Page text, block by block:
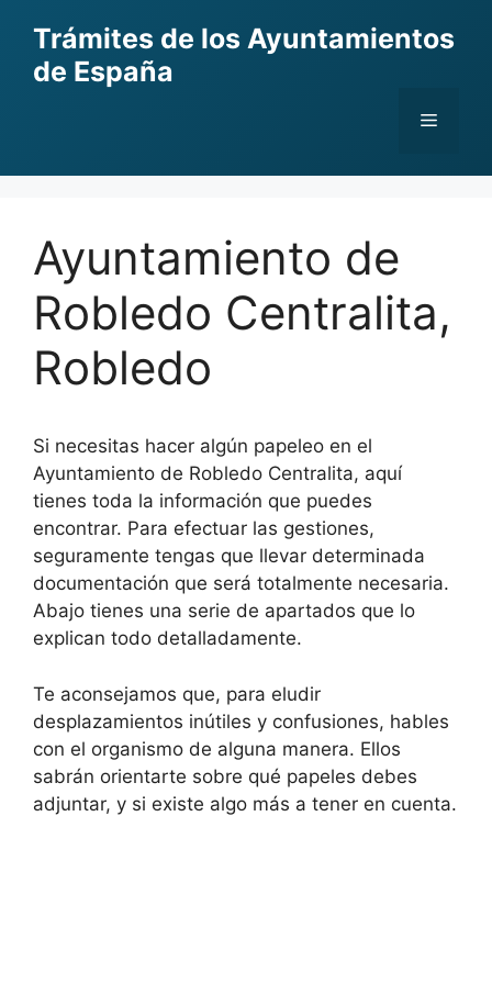
content
Trámites de los Ayuntamientos
de España
Menu
Ayuntamiento de
Robledo Centralita,
Robledo
Si necesitas hacer algún papeleo en el
Ayuntamiento de Robledo Centralita, aquí
tienes toda la información que puedes
encontrar. Para efectuar las gestiones,
seguramente tengas que llevar determinada
documentación que será totalmente necesaria.
Abajo tienes una serie de apartados que lo
explican todo detalladamente.
Te aconsejamos que, para eludir
desplazamientos inútiles y confusiones, hables
con el organismo de alguna manera. Ellos
sabrán orientarte sobre qué papeles debes
adjuntar, y si existe algo más a tener en cuenta.